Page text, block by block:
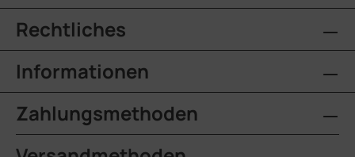
Rechtliches
Informationen
Zahlungsmethoden